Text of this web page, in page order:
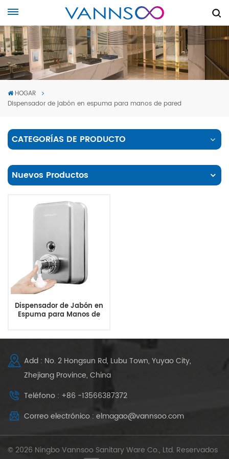
HOGAR
Dispensador de jabón en espuma para manos de pared
CATEGORÍAS DE PRODUCTO
Nuevos Productos
Dispensador de Jabón en
Espuma para Manos de
Acero Inoxidable Comercial
Add : No. 2 Hongsun Rd, Lubu Town, Yuyao City,
Zhejiang Province, China
Teléfono : +86 -13566387372
Correo electrónico : elmagao@vannsoo.com
© 2026 Ningbo Vannsoo Sanitary Ware Co., Ltd. Reservados